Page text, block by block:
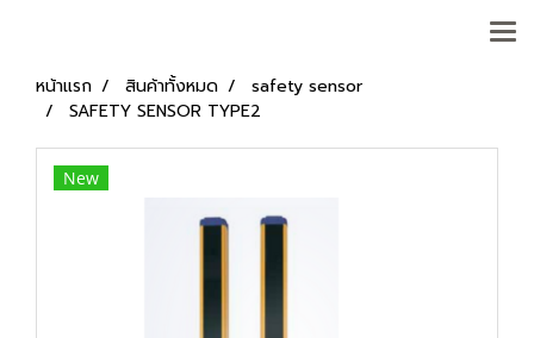
หน้าแรก สินค้าทั้งหมด
safety sensor
SAFETY SENSOR TYPE2
New